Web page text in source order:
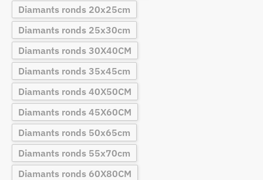
Diamants ronds 20x25cm
Diamants ronds 25x30cm
Diamants ronds 30X40CM
Diamants ronds 35x45cm
Diamants ronds 40X50CM
Diamants ronds 45X60CM
Diamants ronds 50x65cm
Diamants ronds 55x70cm
Diamants ronds 60X80CM